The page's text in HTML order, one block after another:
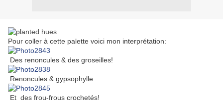
Pour coller à cette palette voici mon interprétation:
Des renoncules & des groseilles!
Renoncules & gypsophylle
Et des frou-frous crochetés!